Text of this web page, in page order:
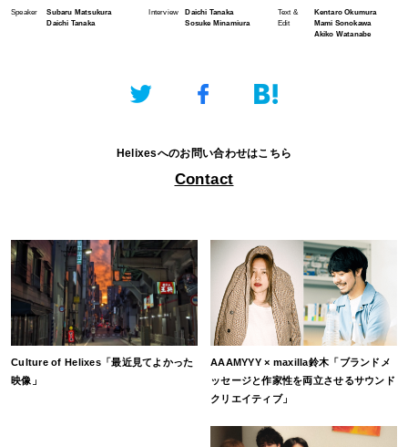
Speaker
Subaru Matsukura
Daichi Tanaka
Interview
Daichi Tanaka
Sosuke Minamiura
Text &
Edit
Kentaro Okumura
Mami Sonokawa
Akiko Watanabe
Helixesへのお問い合わせはこちら
Contact
Culture of Helixes「最近見てよかった
映像」
AAAMYYY × maxilla鈴木「ブランドメ
ッセージと作家性を両立させるサウンド
クリエイティブ」